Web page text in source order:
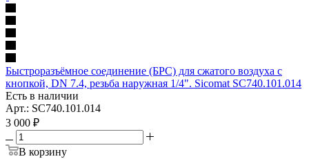
Быстроразъёмное соединение (БРС) для сжатого воздуха с
кнопкой, DN 7.4, резьба наружная 1/4". Sicomat SC740.101.014
Есть в наличии
Арт.: SC740.101.014
3 000 ₽
В корзину